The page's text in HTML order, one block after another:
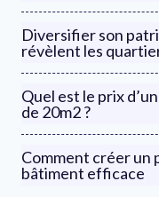
Diversifier son
révèlent les
Quel est le prix
de 20m2 ?
Comment créer un
bâtiment efficace